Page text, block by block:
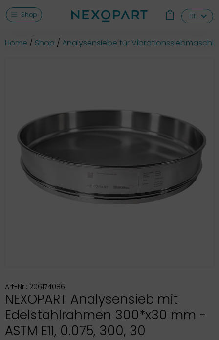
Shop DE
Home Shop Analysensiebe für
Art-Nr.: 206174086
NEXOPART Analysensieb mit
Edelstahlrahmen 300*x30 mm -
ASTM E11, 0.075, 300, 30